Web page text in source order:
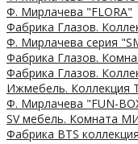
Ф. Мирлачева "FLORA"
Фабрика Глазов.
Ф. Мирлачева серия
Фабрика Глазов.
Фабрика Глазов.
Ижмебель. Коллекция
Ф. Мирлачева "FUN-
SV мебель. Комната
Фабрика BTS